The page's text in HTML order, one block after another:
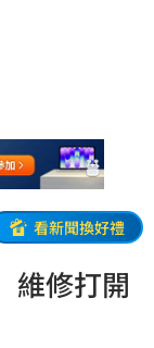
看新聞換好禮
維修打開